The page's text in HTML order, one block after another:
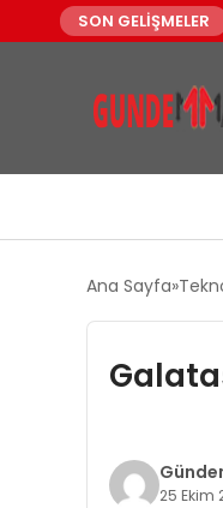
SON GELİŞMELER
Ana Sayfa
25 Ekim